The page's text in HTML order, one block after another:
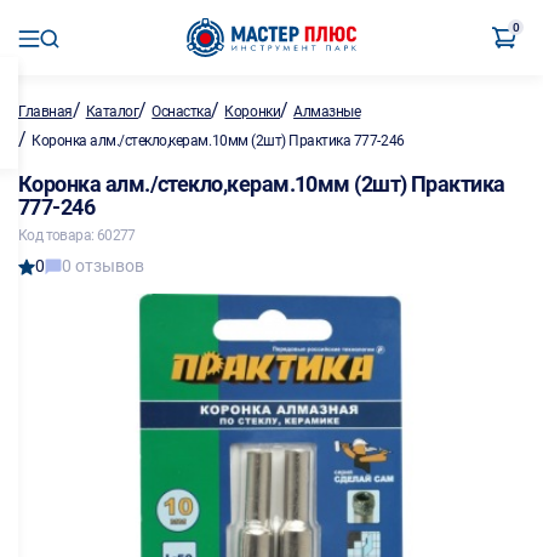
0
Главная/ Каталог/Оснастка/ Коронки/Алмазные
/ Коронка алм./стекло,керам.10мм (2шт) Практика 777-246
Коронка алм./стекло,керам.10мм (2шт) Практика
777-246
Код товара: 60277
0 0 отзывов